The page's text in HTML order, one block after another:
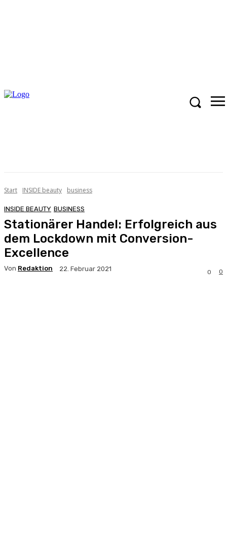
Start INSIDE beauty business
INSIDE BEAUTY BUSINESS
Stationärer Handel: Erfolgreich aus
dem Lockdown mit Conversion-
Excellence
Von Redaktion 22. Februar 2021 0
0